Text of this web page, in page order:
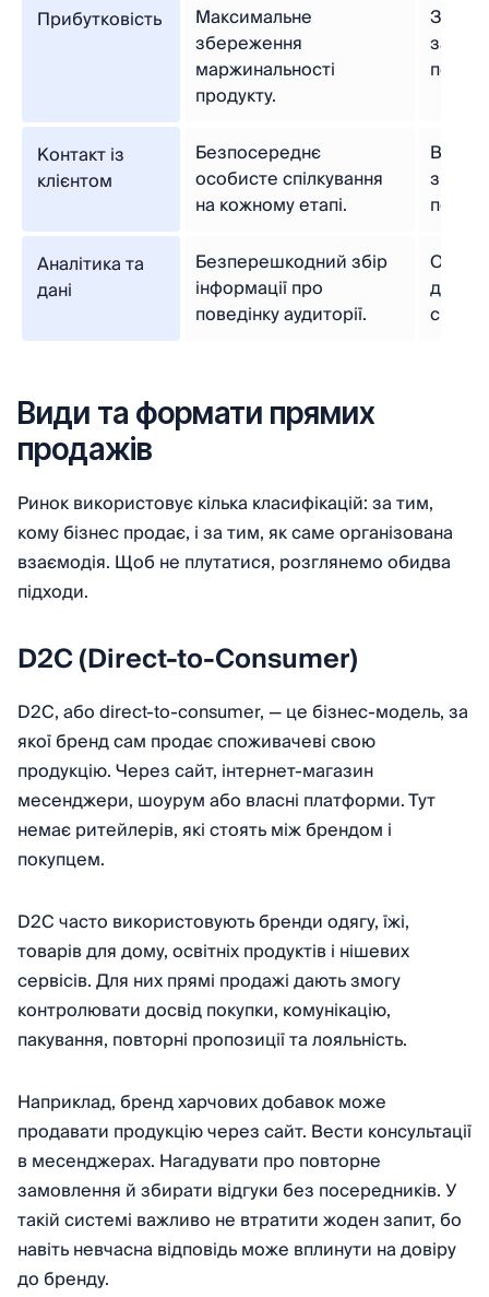
Прибутковість
Максимальне
збереження
маржинальності
продукту.
Контакт із
клієнтом
Безпосереднє
особисте спілкування
на кожному етапі.
Аналітика та
дані
Безперешкодний збір
інформації про
поведінку аудиторії.
даних
Види та формати прямих
продажів
Ринок використовує кілька класифікацій: за тим,
кому бізнес продає, і за тим, як саме організована
взаємодія. Щоб не плутатися, розглянемо обидва
підходи.
D2C (Direct-to-Consumer)
D2C, або direct-to-consumer, — це бізнес-модель, за
якої бренд сам продає споживачеві свою
продукцію. Через сайт, інтернет-магазин
месенджери, шоурум або власні платформи. Тут
немає ритейлерів, які стоять між брендом і
покупцем.
D2C часто використовують бренди одягу, їжі,
товарів для дому, освітніх продуктів і нішевих
сервісів. Для них прямі продажі дають змогу
контролювати досвід покупки, комунікацію,
пакування, повторні пропозиції та лояльність.
Наприклад, бренд харчових добавок може
продавати продукцію через сайт. Вести консультації
в месенджерах. Нагадувати про повторне
замовлення й збирати відгуки без посередників. У
такій системі важливо не втратити жоден запит, бо
навіть невчасна відповідь може вплинути на довіру
до бренду.